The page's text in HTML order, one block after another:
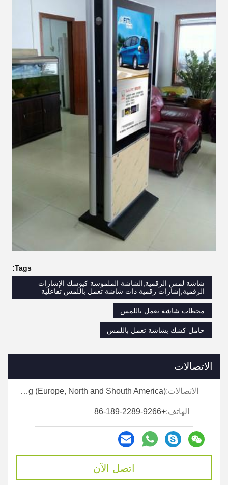
Tags:
شاشة لمس الرقمية,الشاشة الملموسة كيوسك الإشارات
الرقمية,إشارات رقمية ذات شاشة تعمل باللمس تفاعلية
محطات شاشة تعمل باللمس
حامل كشك بشاشة تعمل باللمس
الاتصالات
الاتصالات: Ms. Ellen Zeng (Europe, North and Shouth America)
الهاتف:+86-189-2289-9266
اتصل الآن